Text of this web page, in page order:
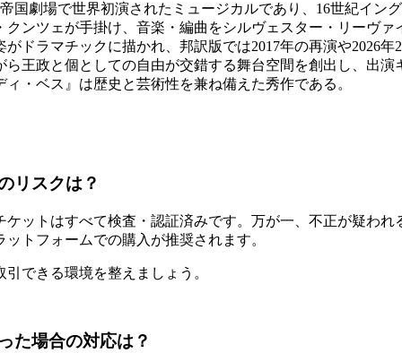
国劇場で世界初演されたミュージカルであり、16世紀イ
ンツェが手掛け、音楽・編曲をシルヴェスター・リーヴ
ドラマチックに描かれ、邦訳版では2017年の再演や2026
王政と個としての自由が交錯する舞台空間を創出し、出
・ベス』は歴史と芸術性を兼ね備えた秀作である。
リスクは？
ットはすべて検査・認証済みです。万が一、不正が疑わ
トフォームでの購入が推奨されます。
できる環境を整えましょう。
た場合の対応は？